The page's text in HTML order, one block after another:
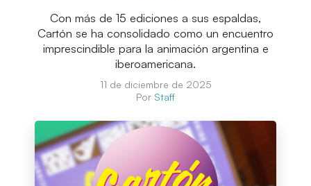
Con más de 15 ediciones a sus espaldas,
Cartón se ha consolidado como un encuentro
imprescindible para la animación argentina e
iberoamericana.
11 de diciembre de 2025
Por Staff